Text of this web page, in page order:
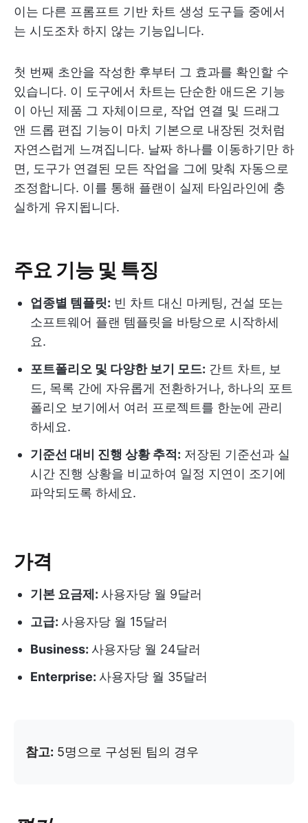
이는 다른 프롬프트 기반 차트 생성 도구들 중에서
는 시도조차 하지 않는 기능입니다.
첫 번째 초안을 작성한 후부터 그 효과를 확인할 수
있습니다. 이 도구에서 차트는 단순한 애드온 기능
이 아닌 제품 그 자체이므로, 작업 연결 및 드래그
앤 드롭 편집 기능이 마치 기본으로 내장된 것처럼
자연스럽게 느껴집니다. 날짜 하나를 이동하기만 하
면, 도구가 연결된 모든 작업을 그에 맞춰 자동으로
조정합니다. 이를 통해 플랜이 실제 타임라인에 충
실하게 유지됩니다.
주요 기능 및 특징
업종별 템플릿: 빈 차트 대신 마케팅, 건설 또는
소프트웨어 플랜 템플릿을 바탕으로 시작하세
요.
포트폴리오 및 다양한 보기 모드: 간트 차트, 보
드, 목록 간에 자유롭게 전환하거나, 하나의 포트
폴리오 보기에서 여러 프로젝트를 한눈에 관리
하세요.
기준선 대비 진행 상황 추적: 저장된 기준선과 실
시간 진행 상황을 비교하여 일정 지연이 조기에
파악되도록 하세요.
가격
기본 요금제: 사용자당 월 9달러
고급: 사용자당 월 15달러
Business: 사용자당 월 24달러
Enterprise: 사용자당 월 35달러
참고: 5명으로 구성된 팀의 경우